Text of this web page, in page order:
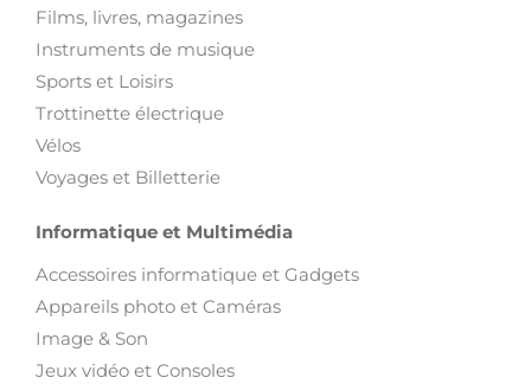
Films, livres, magazines
Instruments de musique
Sports et Loisirs
Trottinette électrique
Vélos
Voyages et Billetterie
Informatique et Multimédia
Accessoires informatique et Gadgets
Appareils photo et Caméras
Image & Son
Jeux vidéo et Consoles